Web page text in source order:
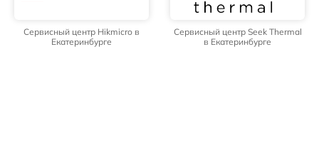
Сервисный центр Hikmicro в
Екатеринбурге
Сервисный центр Seek Thermal
в Екатеринбурге